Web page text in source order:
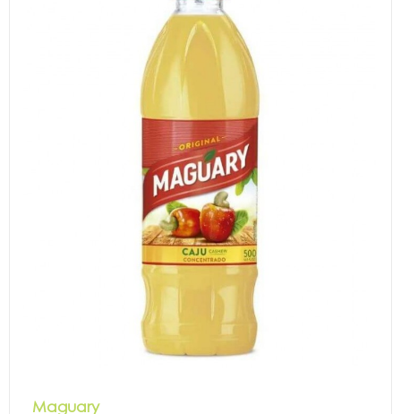
Maguary